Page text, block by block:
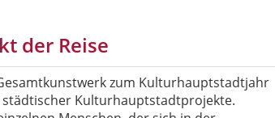
der Reise
zum Kulturhauptstadtjahr
Kulturhauptstadtprojekte.